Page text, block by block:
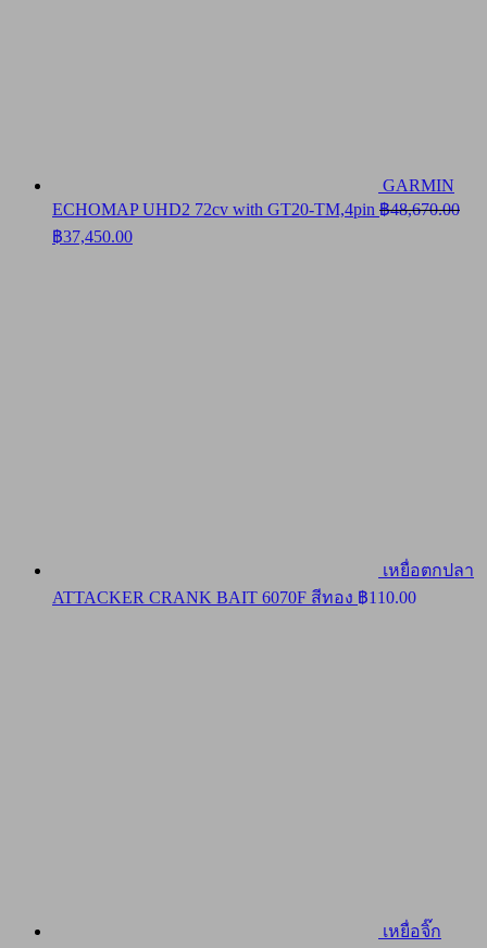
GARMIN
ECHOMAP UHD2 72cv with GT20-TM,4pin ฿48,670.00
Original
price
฿37,450.00Current
price
เหยื่อตกปลา
ATTACKER CRANK BAIT 6070F สีทอง ฿110.00
เหยื่อจิ๊ก